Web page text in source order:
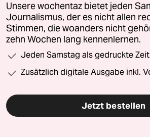
Unsere wochentaz bietet jeden
Journalismus, der es nicht allen
Stimmen, die woanders nicht
zehn Wochen lang kennenlernen.
Jeden Samstag als gedruckte
Zusätzlich digitale Ausgabe inkl.
Jetzt bestellen